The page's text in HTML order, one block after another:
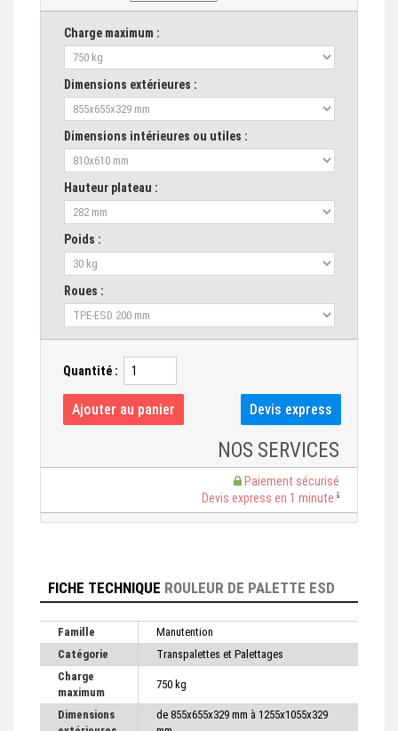
Charge maximum :
Dimensions extérieures :
Dimensions intérieures ou utiles :
Hauteur plateau :
Poids :
Roues :
Quantité :
NOS SERVICES
Paiement sécurisé
Devis express en 1 minute
FICHE TECHNIQUE ROULEUR DE PALETTE ESD
Famille
Manutention
Catégorie
Transpalettes et Palettages
Charge
maximum
750 kg
Dimensions
de 855x655x329 mm à 1255x1055x329